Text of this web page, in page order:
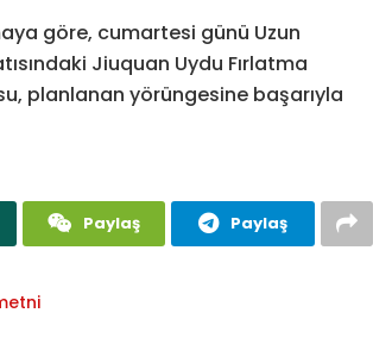
göre, cumartesi günü Uzun
Jiuquan Uydu Fırlatma
planlanan yörüngesine başarıyla
Paylaş Paylaş